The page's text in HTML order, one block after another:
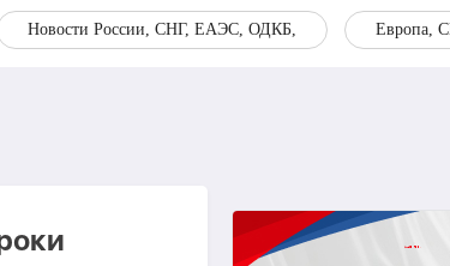
Новости России, СНГ, ЕАЭС, ОДКБ, Европа,